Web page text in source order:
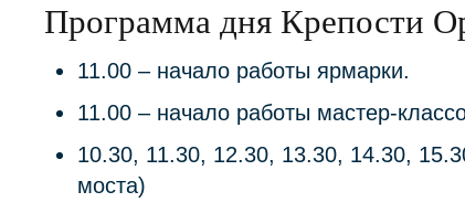
Программа дня Крепости
11.00 – начало работы ярмарки.
11.00 – начало работы мастер-
10.30, 11.30, 12.30, 13.30, 14.30,
моста)